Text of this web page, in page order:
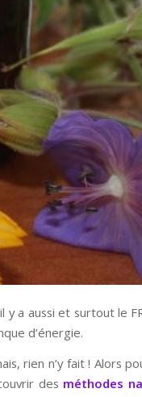
y a aussi et surtout le
d’énergie.
rien n’y fait ! Alors
des méthodes